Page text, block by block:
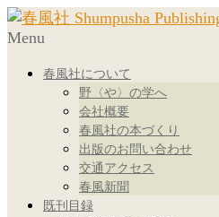
Menu
春風社について
野〈や〉の学へ
会社概要
春風社の本づくり
出版のお問い合わせ
交通アクセス
春風新聞
既刊目録